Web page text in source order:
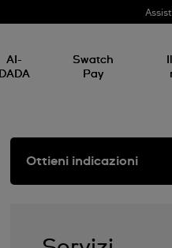
AI-
DADA
Swatch
Pay
Ottieni indicazioni